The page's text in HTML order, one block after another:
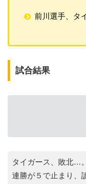
前川選手、タ
試合結果
タイガース、敗北…。
連勝が５で止まり、